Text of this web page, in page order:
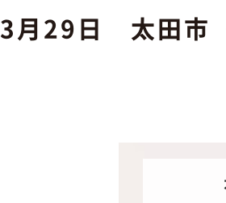
3月29日 太田市